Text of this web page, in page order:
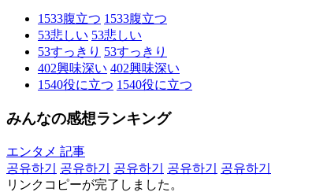
1533腹立つ 1533腹立つ
53悲しい 53悲しい
53すっきり 53すっきり
402興味深い 402興味深い
1540役に立つ 1540役に立つ
みんなの感想ランキング
エンタメ 記事
공유하기
공유하기 공유하기 공유하기
공유하기
リンクコピーが完了しました。